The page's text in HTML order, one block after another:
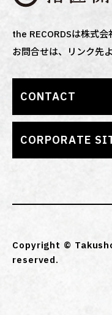
the RECORDSは株式会
お問合せは、リンク先
CONTACT
CORPORATE
Copyright ©
reserved.